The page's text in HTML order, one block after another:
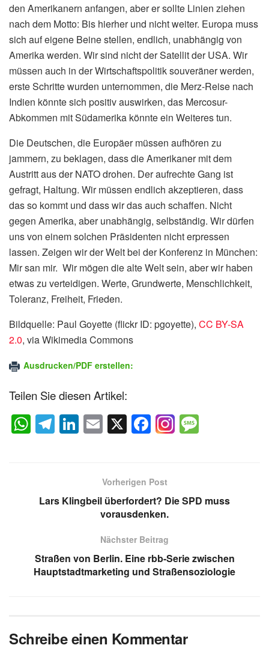
den Amerikanern anfangen, aber er sollte Linien ziehen
nach dem Motto: Bis hierher und nicht weiter. Europa muss
sich auf eigene Beine stellen, endlich, unabhängig von
Amerika werden. Wir sind nicht der Satellit der USA. Wir
müssen auch in der Wirtschaftspolitik souveräner werden,
erste Schritte wurden unternommen, die Merz-Reise nach
Indien könnte sich positiv auswirken, das Mercosur-
Abkommen mit Südamerika könnte ein Weiteres tun.
Die Deutschen, die Europäer müssen aufhören zu
jammern, zu beklagen, dass die Amerikaner mit dem
Austritt aus der NATO drohen. Der aufrechte Gang ist
gefragt, Haltung. Wir müssen endlich akzeptieren, dass
das so kommt und dass wir das auch schaffen. Nicht
gegen Amerika, aber unabhängig, selbständig. Wir dürfen
uns von einem solchen Präsidenten nicht erpressen
lassen. Zeigen wir der Welt bei der Konferenz in München:
Mir san mir. Wir mögen die alte Welt sein, aber wir haben
etwas zu verteidigen. Werte, Grundwerte, Menschlichkeit,
Toleranz, Freiheit, Frieden.
Bildquelle: Paul Goyette (flickr ID: pgoyette), CC BY-SA
2.0, via Wikimedia Commons
Ausdrucken/PDF erstellen:
Teilen Sie diesen Artikel:
W
h
A
T
el
a
Li
n
dI
E
m
X F
a
e
b
o
o
k
g
Vorherigen Post
Lars Klingbeil überfordert? Die SPD muss
vorausdenken.
Nächster Beitrag
Straßen von Berlin. Eine rbb-Serie zwischen
Hauptstadtmarketing und Straßensoziologie
Schreibe einen Kommentar